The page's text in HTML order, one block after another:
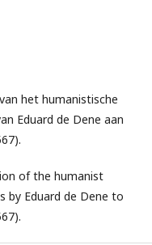
het humanistische
Eduard de Dene aan
of the humanist
Eduard de Dene to